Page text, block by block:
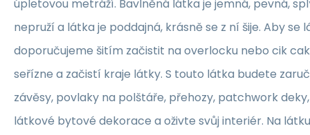
úpletovou metráží. Bavlněná látka je jemná, pevná,
nepruží a látka je poddajná, krásně se z ní šije. Aby se
doporučujeme šitím začistit na overlocku nebo cik
seřízne a začistí kraje látky. S touto látka budete
závěsy, povlaky na polštáře, přehozy, patchwork
látkové bytové dekorace a oživte svůj interiér. Na